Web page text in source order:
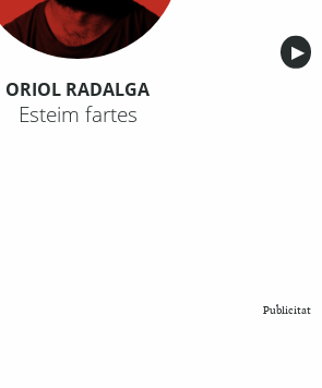
▶︎
ORIOL RADALGA
Esteim fartes
Publicitat